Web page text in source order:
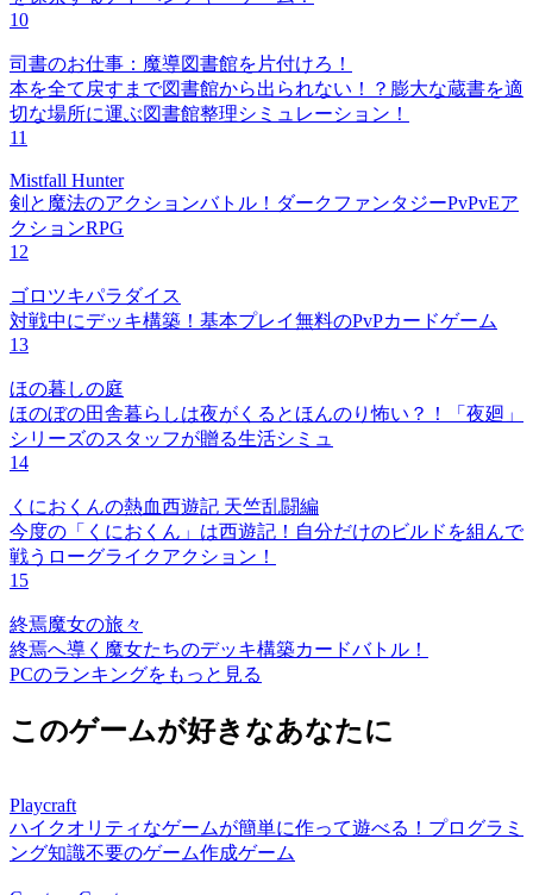
10
司書のお仕事：魔導図書館を片付けろ！
本を全て戻すまで図書館から出られない！？膨大な蔵書を適
切な場所に運ぶ図書館整理シミュレーション！
11
Mistfall Hunter
剣と魔法のアクションバトル！ダークファンタジーPvPvEア
クションRPG
12
ゴロツキパラダイス
対戦中にデッキ構築！基本プレイ無料のPvPカードゲーム
13
ほの暮しの庭
ほのぼの田舎暮らしは夜がくるとほんのり怖い？！「夜廻」
シリーズのスタッフが贈る生活シミュ
14
くにおくんの熱血西遊記 天竺乱闘編
今度の「くにおくん」は西遊記！自分だけのビルドを組んで
戦うローグライクアクション！
15
終焉魔女の旅々
終焉へ導く魔女たちのデッキ構築カードバトル！
PCのランキングをもっと見る
このゲームが好きなあなたに
Playcraft
ハイクオリティなゲームが簡単に作って遊べる！プログラミ
ング知識不要のゲーム作成ゲーム